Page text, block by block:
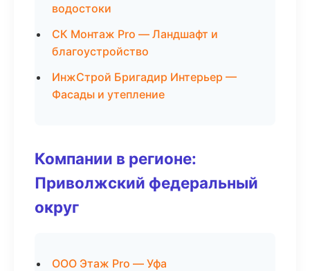
водостоки
СК Монтаж Pro — Ландшафт и
благоустройство
ИнжСтрой Бригадир Интерьер —
Фасады и утепление
Компании в регионе:
Приволжский федеральный
округ
ООО Этаж Pro — Уфа